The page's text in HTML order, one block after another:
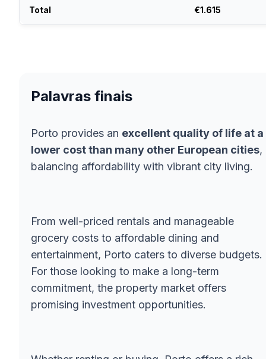
Total €1.615
Palavras finais
Porto provides an excellent quality of life at a
lower cost than many other European cities,
balancing affordability with vibrant city living.
From well-priced rentals and manageable
grocery costs to affordable dining and
entertainment, Porto caters to diverse budgets.
For those looking to make a long-term
commitment, the property market offers
promising investment opportunities.